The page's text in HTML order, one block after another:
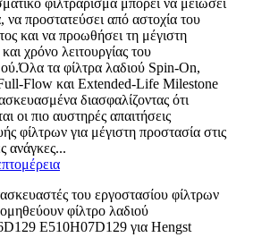
φιλτράρισμα μπορεί να μειώσει
να προστατεύσει από αστοχία του
και να προωθήσει τη μέγιστη
χρόνο λειτουργίας του
τα φίλτρα λαδιού Spin-On,
Flow και Extended-Life Milestone
διασφαλίζοντας ότι
οι πιο αυστηρές απαιτήσεις
φίλτρων για μέγιστη προστασία στις
ανάγκες...